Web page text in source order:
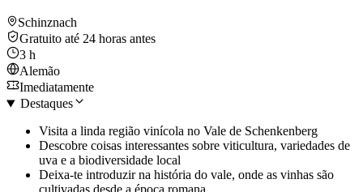
Schinznach
Gratuito até 24 horas antes
3 h
Alemão
Imediatamente
Destaques
Visita a linda região vinícola no Vale de Schenkenberg
Descobre coisas interessantes sobre viticultura, variedades de
uva e a biodiversidade local
Deixa-te introduzir na história do vale, onde as vinhas são